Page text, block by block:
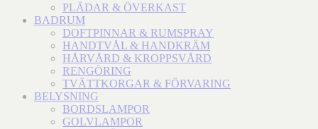
PLÄDAR & ÖVERKAST
BADRUM
DOFTPINNAR & RUMSPRAY
HANDTVÅL & HANDKRÄM
HÅRVÅRD & KROPPSVÅRD
RENGÖRING
TVÄTTKORGAR & FÖRVARING
BELYSNING
BORDSLAMPOR
GOLVLAMPOR